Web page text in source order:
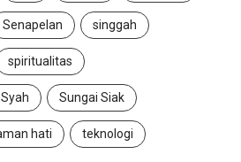
Senapelan singgah
spiritualitas
Sungai Siak
hati teknologi